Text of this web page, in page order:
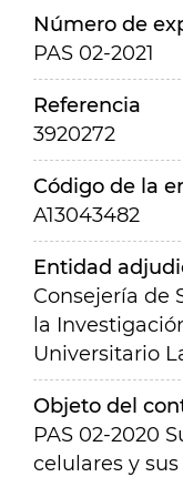
Número de
PAS 02-2021
Referencia
3920272
Código de la
A13043482
Entidad
Consejería de
la
Universitario
Objeto del
PAS 02-2020
celulares y